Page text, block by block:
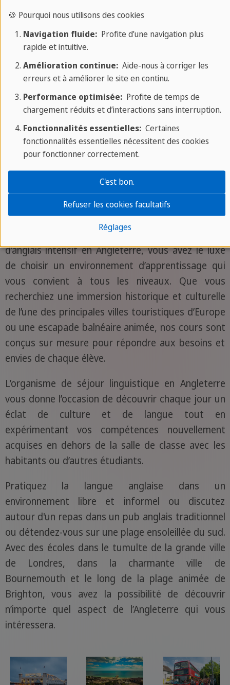
et d'hébergements pour votre séjour linguistique
en Angleterre. Pour chacune des destinations
proposées, vous avez le choix entre des cours
standards, intensifs ou particuliers. Vous
trouverez plus d'informations sur notre page
catégories de cours de langue. Les écoles de
Londres et de Brighton proposent également des
cours de préparation aux examens(FCE, CAE).
Le séjour linguistique en Angleterre,
l'une de nos destinations les plus
Avec une variété de destinations pour ce cours
d’anglais intensif en Angleterre, vous avez le luxe
de choisir un environnement d’apprentissage qui
vous convient à tous les niveaux. Que vous
recherchiez une immersion historique et culturelle
de l’une des principales villes touristiques d’Europe
ou une escapade balnéaire animée, nos cours sont
conçus sur mesure pour répondre aux besoins et
envies de chaque élève.
L’organisme de séjour linguistique en Angleterre
vous donne l’occasion de découvrir chaque jour un
éclat de culture et de langue tout en
expérimentant vos compétences nouvellement
acquises en dehors de la salle de classe avec les
habitants ou d’autres étudiants.
Pratiquez la langue anglaise dans un
environnement libre et informel ou discutez
autour d'un repas dans un pub anglais traditionnel
ou détendez-vous sur une plage ensoleillée du sud.
Avec des écoles dans le tumulte de la grande ville
de Londres, dans la charmante ville de
Bournemouth et le long de la plage animée de
Brighton, vous avez la possibilité de découvrir
n’importe quel aspect de l’Angleterre qui vous
intéressera.
🍪 Pourquoi nous utilisons des cookies
Navigation fluide:Profite d’une navigation plus
rapide et intuitive.
Amélioration continue:Aide-nous à corriger les
erreurs et à améliorer le site en continu.
Performance optimisée:Profite de temps de
chargement réduits et d’interactions sans interruption.
Fonctionnalités essentielles:Certaines
fonctionnalités essentielles nécessitent des cookies
pour fonctionner correctement.
Réglages
Refuser les cookies facultatifs
C'est bon.